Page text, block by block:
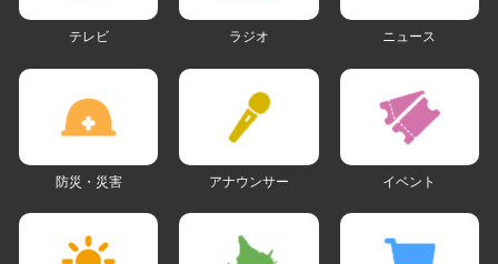
テレビ ラジオ ニュース
防災・災害 アナウンサー イベント